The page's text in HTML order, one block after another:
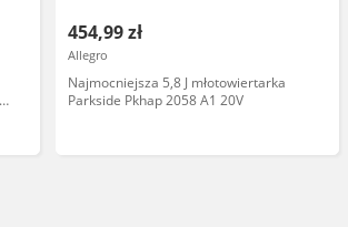
454,99 zł
Allegro
Najmocniejsza 5,8 J młotowiertarka
Parkside Pkhap 2058 A1 20V